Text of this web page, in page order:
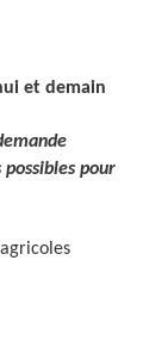
et demain
pour